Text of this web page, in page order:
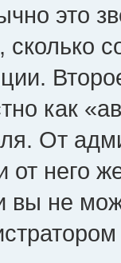
это
как
От
от него
вы не